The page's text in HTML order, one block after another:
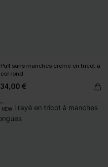
Pull sans manches crème en tricot à
col rond
34,00 €
NEW